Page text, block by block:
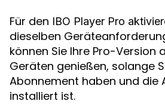
Für den IBO Player Pro
dieselben
können Sie Ihre Pro-Version
Geräten genießen, solange
Abonnement haben und die
installiert ist.